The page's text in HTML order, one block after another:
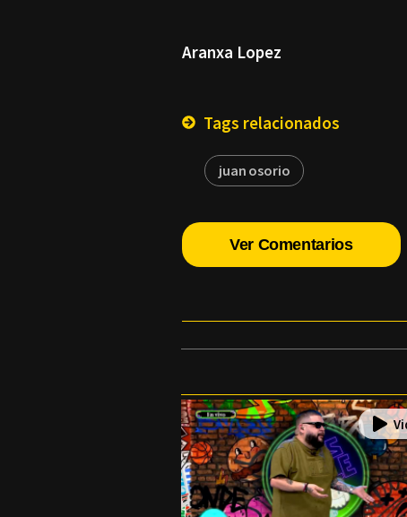
Aranxa Lopez
Tags relacionados
juan osorio
Ver Comentarios